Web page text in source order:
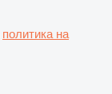
политика на